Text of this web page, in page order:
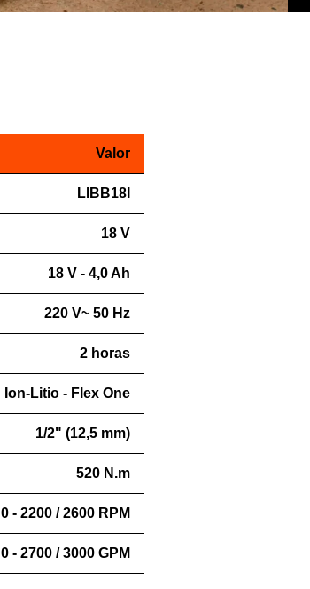
Valor
LIBB18I
18 V
18 V - 4,0 Ah
220 V~ 50 Hz
2 horas
Ion-Litio - Flex One
1/2" (12,5 mm)
520 N.m
0 - 2200 / 2600 RPM
0 - 2700 / 3000 GPM